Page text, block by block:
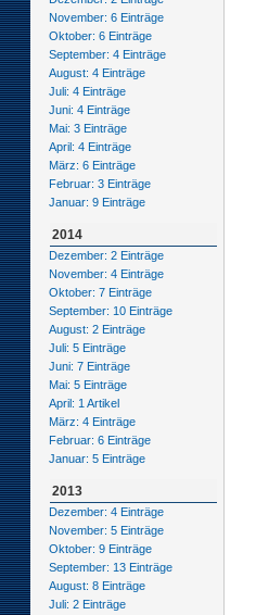
November: 6 Einträge
Oktober: 6 Einträge
September: 4 Einträge
August: 4 Einträge
Juli: 4 Einträge
Juni: 4 Einträge
Mai: 3 Einträge
April: 4 Einträge
März: 6 Einträge
Februar: 3 Einträge
Januar: 9 Einträge
2014
Dezember: 2 Einträge
November: 4 Einträge
Oktober: 7 Einträge
September: 10 Einträge
August: 2 Einträge
Juli: 5 Einträge
Juni: 7 Einträge
Mai: 5 Einträge
April: 1 Artikel
März: 4 Einträge
Februar: 6 Einträge
Januar: 5 Einträge
2013
Dezember: 4 Einträge
November: 5 Einträge
Oktober: 9 Einträge
September: 13 Einträge
August: 8 Einträge
Juli: 2 Einträge